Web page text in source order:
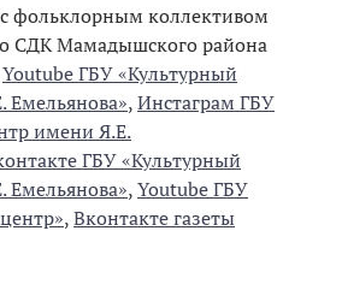
фольклорным коллективом
СДК Мамадышского района
Youtube ГБУ «Культурный
Емельянова»,Инстаграм ГБУ
имени Я.Е.
ГБУ «Культурный
Емельянова»,Youtube ГБУ
,Вконтакте газеты